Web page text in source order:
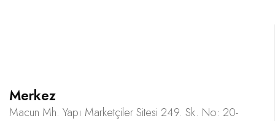
Merkez
Macun Mh. Yapı Marketçiler Sitesi 249. Sk. No: 20-